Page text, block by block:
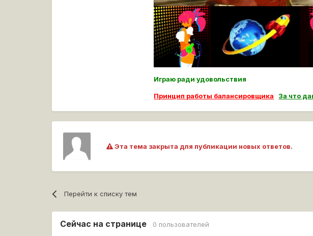
Играю ради удовольствия
Принцип работы балансировщика За что
Эта тема закрыта для публикации новых ответов.
Перейти к списку тем
Сейчас на странице 0 пользователей